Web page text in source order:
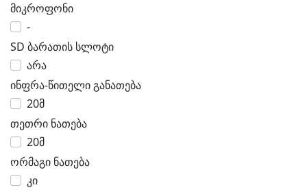
მიკროფონი
-
SD ბარათის სლოტი
არა
ინფრა-წითელი განათება
20მ
თეთრი ნათება
20მ
ორმაგი ნათება
კი